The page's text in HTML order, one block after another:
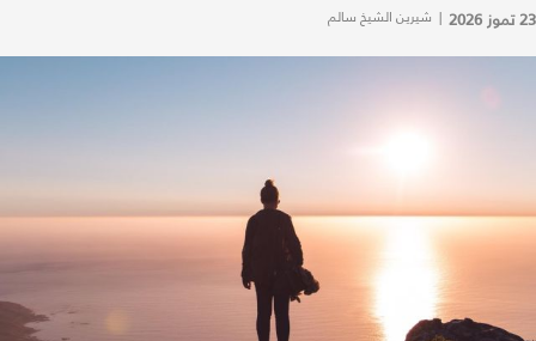
23 تموز 2026 | شيرين الشيخ سالم